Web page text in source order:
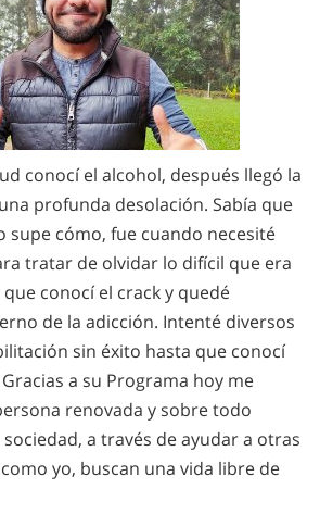
conocí el alcohol, después llegó la
profunda desolación. Sabía que
supe cómo, fue cuando necesité
tratar de olvidar lo difícil que era
conocí el crack y quedé
de la adicción. Intenté diversos
sin éxito hasta que conocí
a su Programa hoy me
renovada y sobre todo
a través de ayudar a otras
yo, buscan una vida libre de